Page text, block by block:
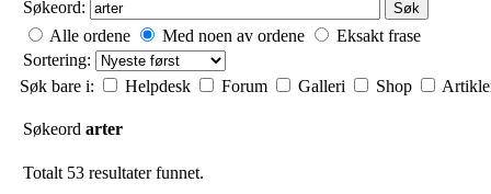
Søkeord: Søk
Alle ordene Med noen av ordene
Eksakt frase
Sortering:
Søk bare i:
Helpdesk Forum Galleri Shop
Søkeord arter
Totalt 53 resultater funnet.